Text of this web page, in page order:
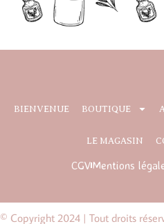
BIENVENUE BOUTIQUE
LE MAGASIN
CGVMentions
© Copyright 2024 | Tout droits